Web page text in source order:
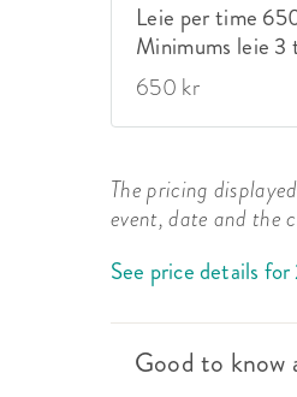
Leie per time
Minimums leie 3
650 kr
The pricing
event, date and the
See price details for
Good to know